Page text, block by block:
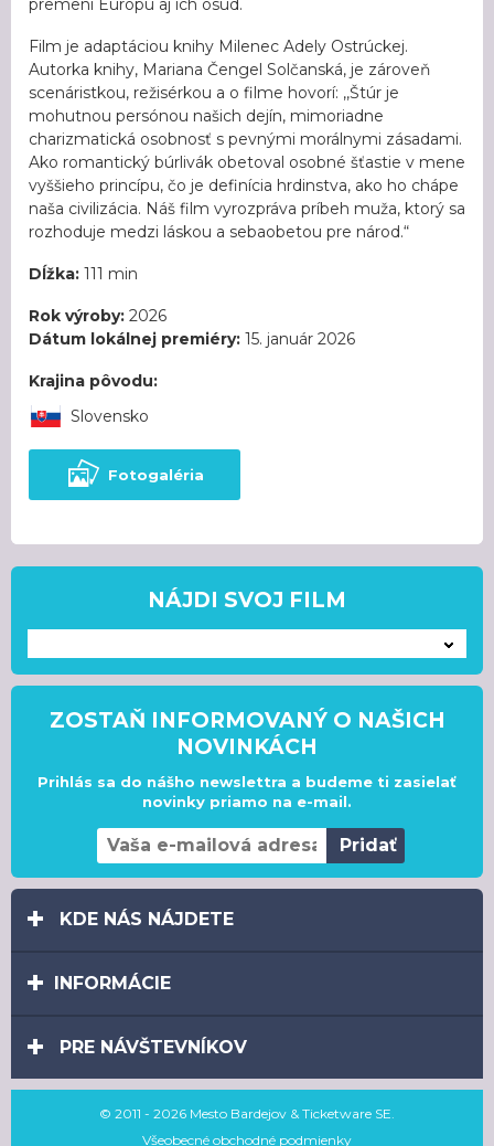
premení Európu aj ich osud.
Film je adaptáciou knihy Milenec Adely Ostrúckej.
Autorka knihy, Mariana Čengel Solčanská, je zároveň
scenáristkou, režisérkou a o filme hovorí: ,,Štúr je
mohutnou persónou našich dejín, mimoriadne
charizmatická osobnosť s pevnými morálnymi zásadami.
Ako romantický búrlivák obetoval osobné šťastie v mene
vyššieho princípu, čo je definícia hrdinstva, ako ho chápe
naša civilizácia. Náš film vyrozpráva príbeh muža, ktorý sa
rozhoduje medzi láskou a sebaobetou pre národ.“
Dĺžka: 111 min
Rok výroby: 2026
Dátum lokálnej premiéry: 15. január 2026
Krajina pôvodu:
Slovensko
Fotogaléria
NÁJDI SVOJ FILM
ZOSTAŇ INFORMOVANÝ O NAŠICH
NOVINKÁCH
Prihlás sa do nášho newslettra a budeme ti zasielať
novinky priamo na e-mail.
KDE NÁS NÁJDETE
INFORMÁCIE
PRE NÁVŠTEVNÍKOV
© 2011 - 2026 Mesto Bardejov & Ticketware SE.
Všeobecné obchodné podmienky